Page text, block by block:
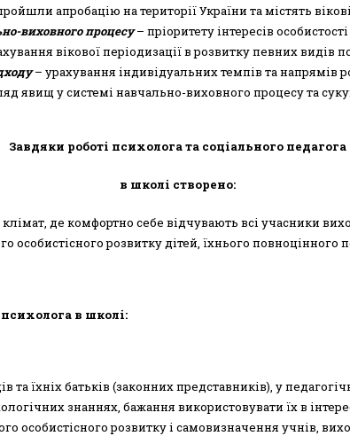
апробацію на території України та містять
виховного процесу– пріоритету інтересів
вікової періодизації в розвитку певних видів
– урахування індивідуальних темпів та напрямів
явищ у системі навчально-виховного процесу та
Завдяки роботі психолога та соціального педагога
в школі створено:
де комфортно себе відчувають всі учасники
особистісного розвитку дітей, їхнього повноцінного
в школі:
та їхніх батьків (законних представників), у
знаннях, бажання використовувати їх в
особистісного розвитку і самовизначення учнів,